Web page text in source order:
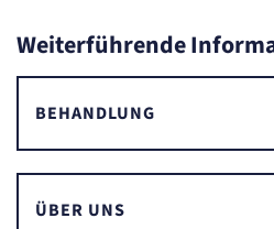
Weiterführende
BEHANDLUNG
ÜBER UNS